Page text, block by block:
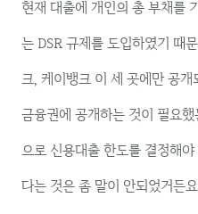
현재 대출에 개인의 총 부채를
는 DSR 규제를 도입하였기 때
크, 케이뱅크 이 세 곳에만 공
금융권에 공개하는 것이 필요
으로 신용대출 한도를 결정해
다는 것은 좀 말이 안되었거든